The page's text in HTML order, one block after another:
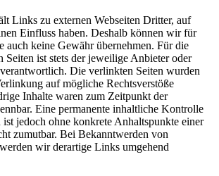
Links zu externen Webseiten Dritter, auf
Einfluss haben. Deshalb können wir für
auch keine Gewähr übernehmen. Für die
Seiten ist stets der jeweilige Anbieter oder
Die verlinkten Seiten wurden
auf mögliche Rechtsverstöße
Inhalte waren zum Zeitpunkt der
Eine permanente inhaltliche Kontrolle
jedoch ohne konkrete Anhaltspunkte einer
zumutbar. Bei Bekanntwerden von
wir derartige Links umgehend